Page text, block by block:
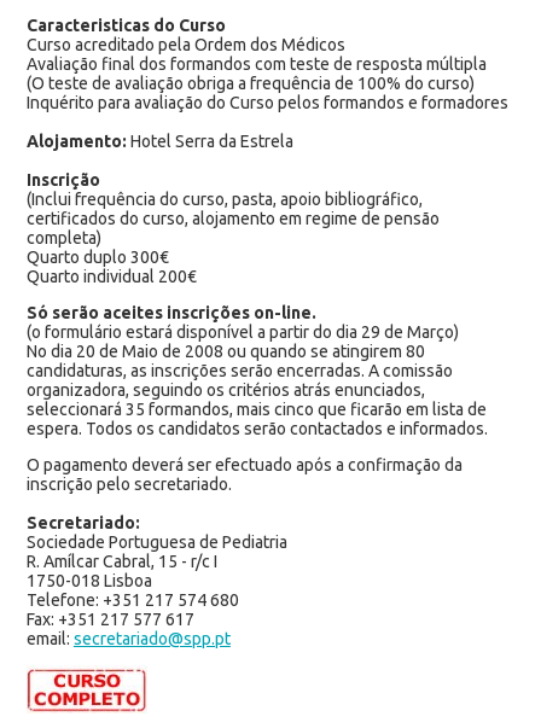
Caracteristicas do Curso
Curso acreditado pela Ordem dos Médicos
Avaliação final dos formandos com teste de resposta múltipla
(O teste de avaliação obriga a frequência de 100% do curso)
Inquérito para avaliação do Curso pelos formandos e formadores
Alojamento: Hotel Serra da Estrela
Inscrição
(Inclui frequência do curso, pasta, apoio bibliográfico,
certificados do curso, alojamento em regime de pensão
completa)
Quarto duplo 300€
Quarto individual 200€
Só serão aceites inscrições on-line.
(o formulário estará disponível a partir do dia 29 de Março)
No dia 20 de Maio de 2008 ou quando se atingirem 80
candidaturas, as inscrições serão encerradas. A comissão
organizadora, seguindo os critérios atrás enunciados,
seleccionará 35 formandos, mais cinco que ficarão em lista de
espera. Todos os candidatos serão contactados e informados.
O pagamento deverá ser efectuado após a confirmação da
inscrição pelo secretariado.
Secretariado:
Sociedade Portuguesa de Pediatria
R. Amílcar Cabral, 15 - r/c I
1750-018 Lisboa
Telefone: +351 217 574 680
Fax: +351 217 577 617
email: secretariado@spp.pt